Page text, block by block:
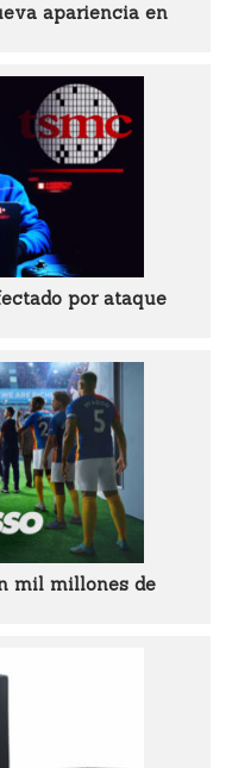
apariencia en
por ataque
mil millones de